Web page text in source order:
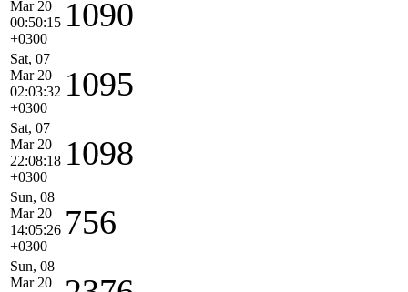
Mar 20
00:50:15
+0300
1090
Sat, 07
Mar 20
02:03:32
+0300
1095
Sat, 07
Mar 20
22:08:18
+0300
1098
Sun, 08
Mar 20
14:05:26
+0300
756
Sun, 08
Mar 20